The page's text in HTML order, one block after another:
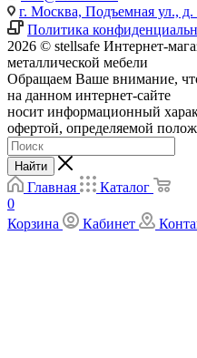
г. Москва, Подъемная ул., д.
Политика
2026 © stellsafe Интернет-
металлической мебели
Обращаем Ваше внимание,
на данном интернет-сайте
носит информационный
офертой, определяемой
Найти
Главная
Каталог
0
Корзина
Кабинет